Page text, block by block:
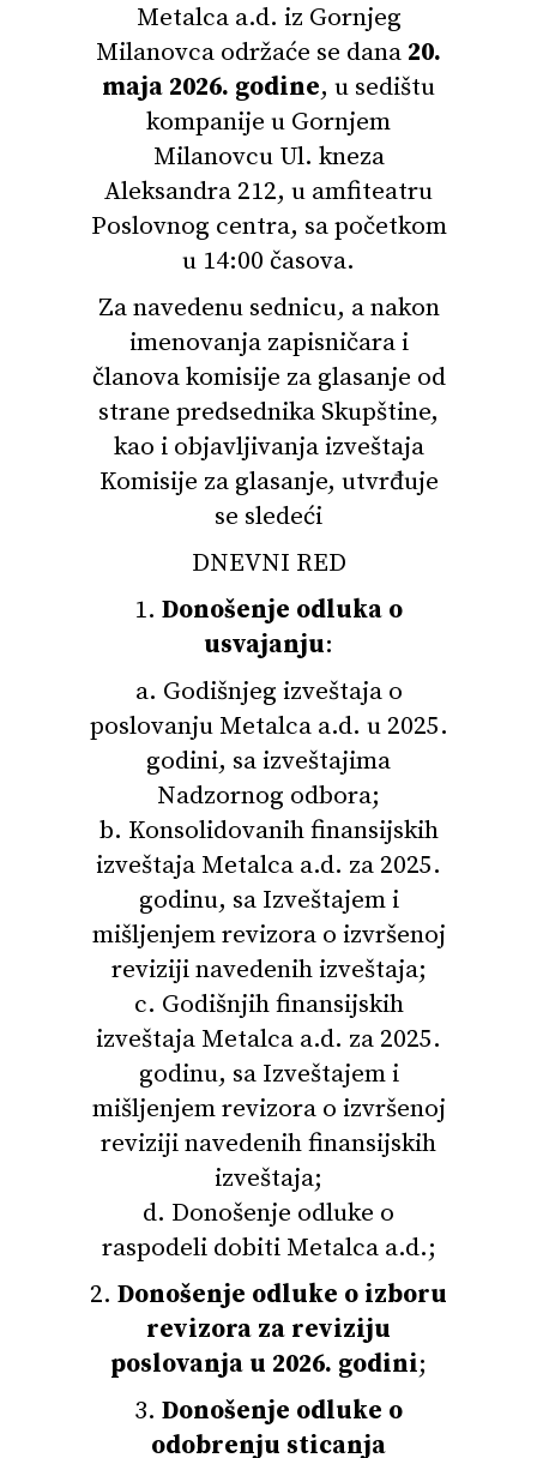
Metalca a.d. iz Gornjeg
Milanovca održaće se dana 20.
maja 2026. godine, u sedištu
kompanije u Gornjem
Milanovcu Ul. kneza
Aleksandra 212, u amfiteatru
Poslovnog centra, sa početkom
u 14:00 časova.
Za navedenu sednicu, a nakon
imenovanja zapisničara i
članova komisije za glasanje od
strane predsednika Skupštine,
kao i objavljivanja izveštaja
Komisije za glasanje, utvrđuje
se sledeći
DNEVNI RED
1. Donošenje odluka o
usvajanju:
a. Godišnjeg izveštaja o
poslovanju Metalca a.d. u 2025.
godini, sa izveštajima
Nadzornog odbora;
b. Konsolidovanih finansijskih
izveštaja Metalca a.d. za 2025.
godinu, sa Izveštajem i
mišljenjem revizora o izvršenoj
reviziji navedenih izveštaja;
c. Godišnjih finansijskih
izveštaja Metalca a.d. za 2025.
godinu, sa Izveštajem i
mišljenjem revizora o izvršenoj
reviziji navedenih finansijskih
izveštaja;
d. Donošenje odluke o
raspodeli dobiti Metalca a.d.;
2. Donošenje odluke o izboru
revizora za reviziju
poslovanja u 2026. godini;
3. Donošenje odluke o
odobrenju sticanja